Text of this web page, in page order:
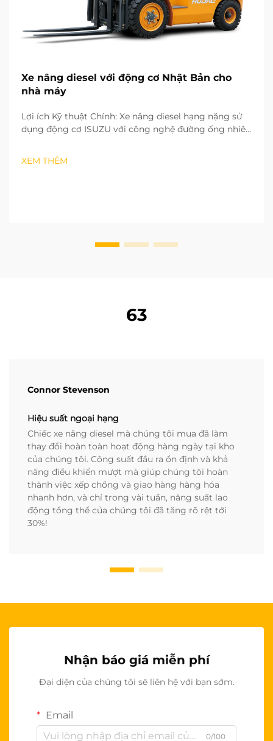
Xe nâng diesel với động cơ Nhật Bản cho
nhà máy
Lợi ích Kỹ thuật Chính: Xe nâng diesel hạng nặng sử
dụng động cơ ISUZU với công nghệ đường ống nhiên
nhiên liệu. Nhờ công nghệ này, việc phun nhiên liệu
XEM THÊM
63
Connor Stevenson
Hiệu suất ngoại hạng
Chiếc xe nâng diesel mà chúng tôi mua đã làm
thay đổi hoàn toàn hoạt động hàng ngày tại kho
của chúng tôi. Công suất đầu ra ổn định và khả
năng điều khiển mượt mà giúp chúng tôi hoàn
thành việc xếp chồng và giao hàng hàng hóa
nhanh hơn, và chỉ trong vài tuần, năng suất lao
động tổng thể của chúng tôi đã tăng rõ rệt tới
30%!
Nhận báo giá miễn phí
Đại diện của chúng tôi sẽ liên hệ với bạn sớm.
Email
0/100